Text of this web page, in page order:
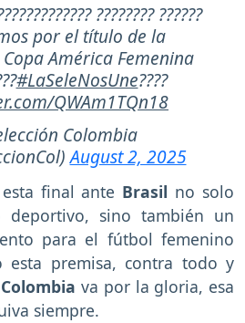
???????? ??????
por el título de la
Copa América Femenina
#LaSeleNosUne????
QWAm1TQn18
Colombia
August 2, 2025
final ante Brasil no solo
deportivo, sino también un
para el fútbol femenino
esta premisa, contra todo y
Colombia va por la gloria, esa
siempre.